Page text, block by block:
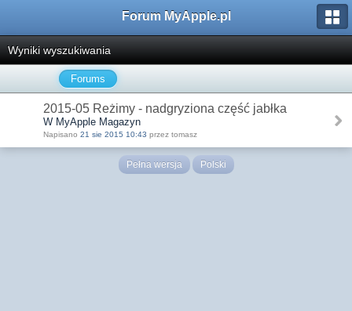
Forum MyApple.pl
Wyniki wyszukiwania
Forums
2015-05 Reżimy - nadgryziona część jabłka
W MyApple Magazyn
Napisano 21 sie 2015 10:43 przez tomasz
Pełna wersja Polski